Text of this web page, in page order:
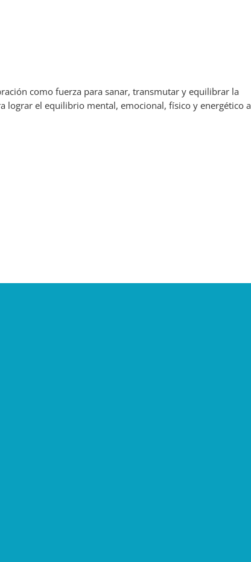
como fuerza para sanar, transmutar y equilibrar la
lograr el equilibrio mental, emocional, físico y energético a